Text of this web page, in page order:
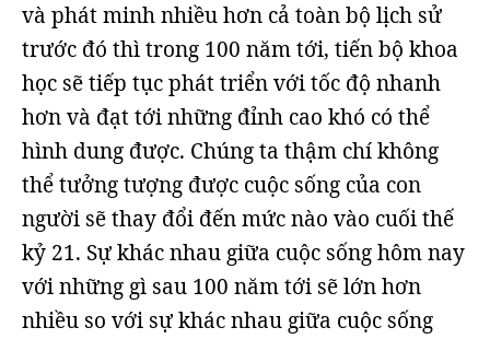
và phát minh nhiều hơn cả toàn bộ lịch sử
trước đó thì trong 100 năm tới, tiến bộ khoa
học sẽ tiếp tục phát triển với tốc độ nhanh
hơn và đạt tới những đỉnh cao khó có thể
hình dung được. Chúng ta thậm chí không
thể tưởng tượng được cuộc sống của con
người sẽ thay đổi đến mức nào vào cuối thế
kỷ 21. Sự khác nhau giữa cuộc sống hôm nay
với những gì sau 100 năm tới sẽ lớn hơn
nhiều so với sự khác nhau giữa cuộc sống